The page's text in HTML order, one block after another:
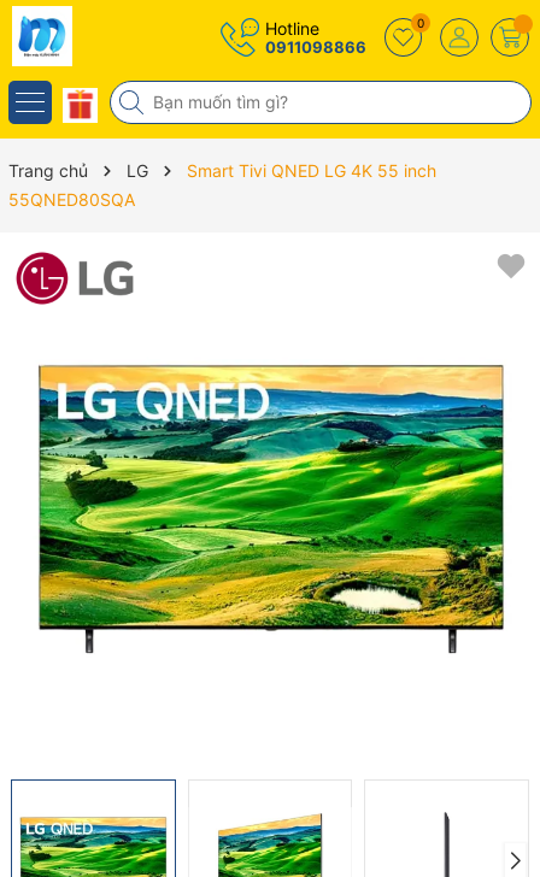
Hotline
0911098866
0
Trang chủ LG
Smart Tivi QNED LG 4K 55 inch
55QNED80SQA